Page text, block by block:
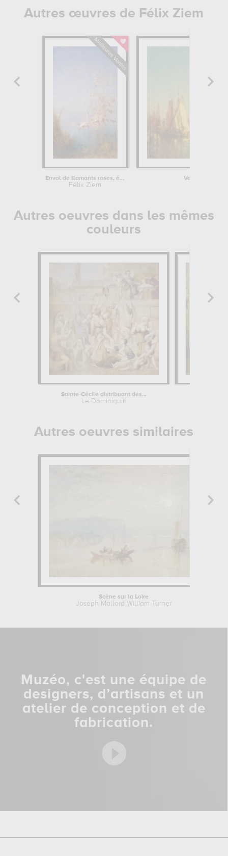
Autres œuvres de Félix Ziem
Envol de flamants roses, étang du...
Félix Ziem
Venise, vue du
Autres oeuvres dans les mêmes
couleurs
Sainte-Cécile distribuant des...
Le Dominiquin
Autres oeuvres similaires
Scène sur la Loire
Joseph Mallord William Turner
Muzéo, c'est une équipe de
designers, d’artisans et un
atelier de conception et de
fabrication.